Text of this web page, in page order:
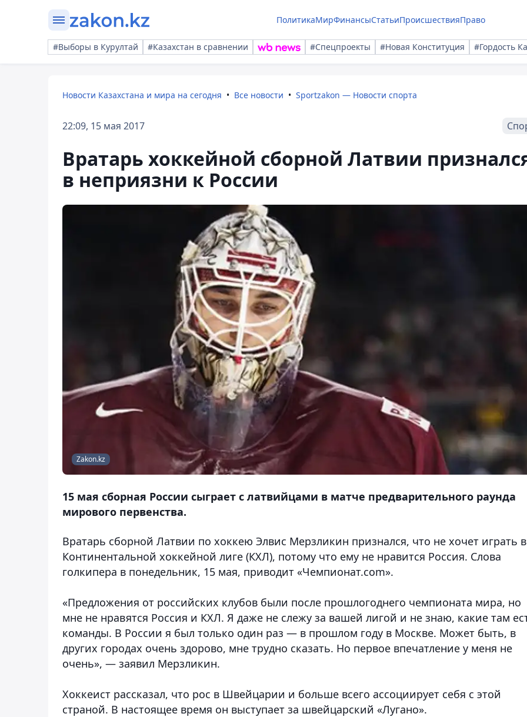
ПолитикаМирФинансыСтатьиПроисшествияПраво
#Выборы в Курултай #Казахстан в сравнении #Спецпроекты #Новая Конституция #Гордость
Новости Казахстана и мира на сегодня Все новости Sportzakon — Новости спорта
22:09, 15 мая 2017
Вратарь хоккейной сборной Латвии
в неприязни к России
Zakon.kz
15 мая сборная России сыграет с латвийцами в матче предварительного раунда
мирового первенства.
Вратарь сборной Латвии по хоккею Элвис Мерзликин признался, что не хочет играть в
Континентальной хоккейной лиге (КХЛ), потому что ему не нравится Россия. Слова
голкипера в понедельник, 15 мая, приводит «Чемпионат.com».
«Предложения от российских клубов были после прошлогоднего чемпионата мира, но
мне не нравятся Россия и КХЛ. Я даже не слежу за вашей лигой и не знаю, какие там
команды. В России я был только один раз — в прошлом году в Москве. Может быть, в
других городах очень здорово, мне трудно сказать. Но первое впечатление у меня не
очень», — заявил Мерзликин.
Хоккеист рассказал, что рос в Швейцарии и больше всего ассоциирует себя с этой
страной. В настоящее время он выступает за швейцарский «Лугано».